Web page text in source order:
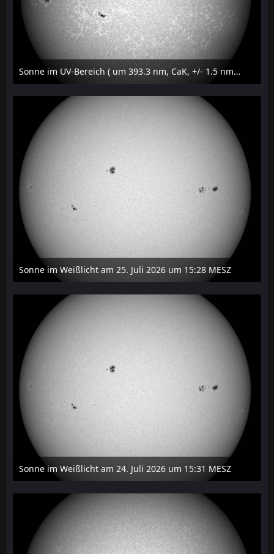
Sonne im UV-Bereich ( um 393.3 nm, CaK, +/- 1.5 nm) am 25. Juli 2026 um 15:32 MESZ
27. Juli 2026 um 20:32
Sonne im Weißlicht am 25. Juli 2026 um 15:28 MESZ
27. Juli 2026 um 20:29
Sonne im Weißlicht am 24. Juli 2026 um 15:31 MESZ
24. Juli 2026 um 21:45